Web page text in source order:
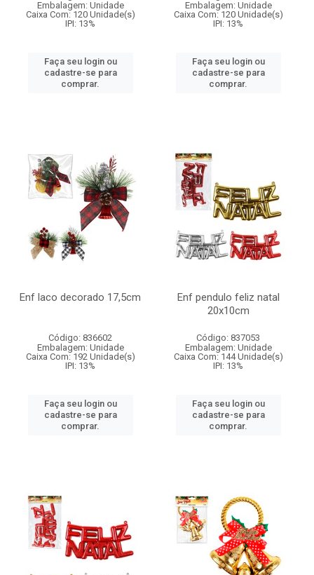
Embalagem: Unidade
Caixa Com: 120 Unidade(s)
IPI: 13%
Faça seu login ou
cadastre-se para
comprar.
Embalagem: Unidade
Caixa Com: 120 Unidade(s)
IPI: 13%
Faça seu login ou
cadastre-se para
comprar.
Enf laco decorado 17,5cm
Código: 836602
Embalagem: Unidade
Caixa Com: 192 Unidade(s)
IPI: 13%
Faça seu login ou
cadastre-se para
comprar.
Enf pendulo feliz natal
20x10cm
Código: 837053
Embalagem: Unidade
Caixa Com: 144 Unidade(s)
IPI: 13%
Faça seu login ou
cadastre-se para
comprar.